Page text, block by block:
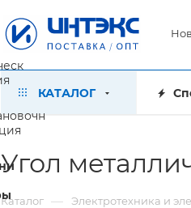
КАТАЛОГ
Угол
Каталог — Электротехника и